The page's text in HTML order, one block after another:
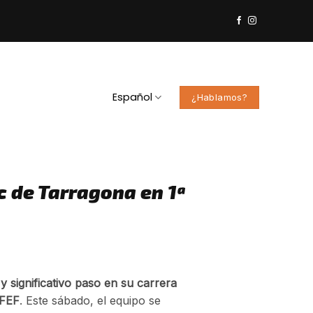
Español ¿Hablamos?
Tarragona en 1ª
significativo paso en su carrera
. Este sábado, el equipo se